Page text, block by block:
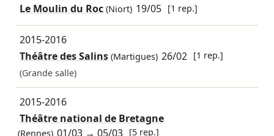
Le Moulin du Roc(Niort) 19/05 [1 rep.]
2015-2016
Théâtre des Salins(Martigues) 26/02 [1 rep.]
(Grande salle)
2015-2016
Théâtre national de Bretagne
(Rennes) 01/03 →05/03 [5 rep.]